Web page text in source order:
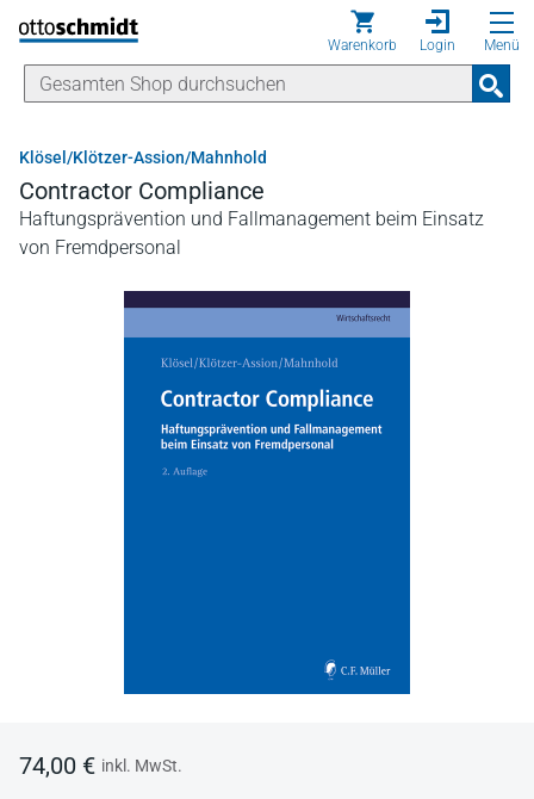
Direkt zum Inhalt
Warenkorb Login Menü
Klösel/Klötzer-Assion/Mahnhold
Contractor Compliance
Haftungsprävention und Fallmanagement beim Einsatz
von Fremdpersonal
74,00 € inkl. MwSt.